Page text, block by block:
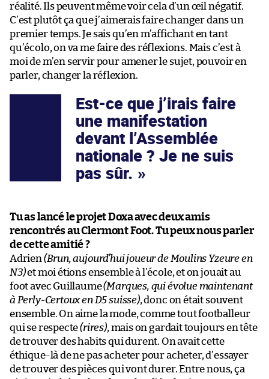
réalité. Ils peuvent même voir cela d’un œil négatif.
C’est plutôt ça que j’aimerais faire changer dans un
premier temps. Je sais qu’en m’affichant en tant
qu’écolo, on va me faire des réflexions. Mais c’est à
moi de m’en servir pour amener le sujet, pouvoir en
parler, changer la réflexion.
Est-ce que j’irais faire
une manifestation
devant l’Assemblée
nationale ? Je ne suis
pas sûr.
Tu as lancé le projet Doxa avec deux amis
rencontrés au Clermont Foot. Tu peux nous parler
de cette amitié ?
Adrien (Brun, aujourd’hui joueur de Moulins Yzeure en
N3)et moi étions ensemble à l’école, et on jouait au
foot avec Guillaume(Marques, qui évolue maintenant
à Perly-Certoux en D5 suisse), donc on était souvent
ensemble. On aime la mode, comme tout footballeur
qui se respecte(rires), mais on gardait toujours en tête
de trouver des habits qui durent. On avait cette
éthique-là de ne pas acheter pour acheter, d’essayer
de trouver des pièces qui vont durer. Entre nous, ça